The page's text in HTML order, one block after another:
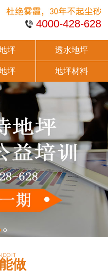
4000-428-628
坪 透水地坪
坪 地坪材料
做